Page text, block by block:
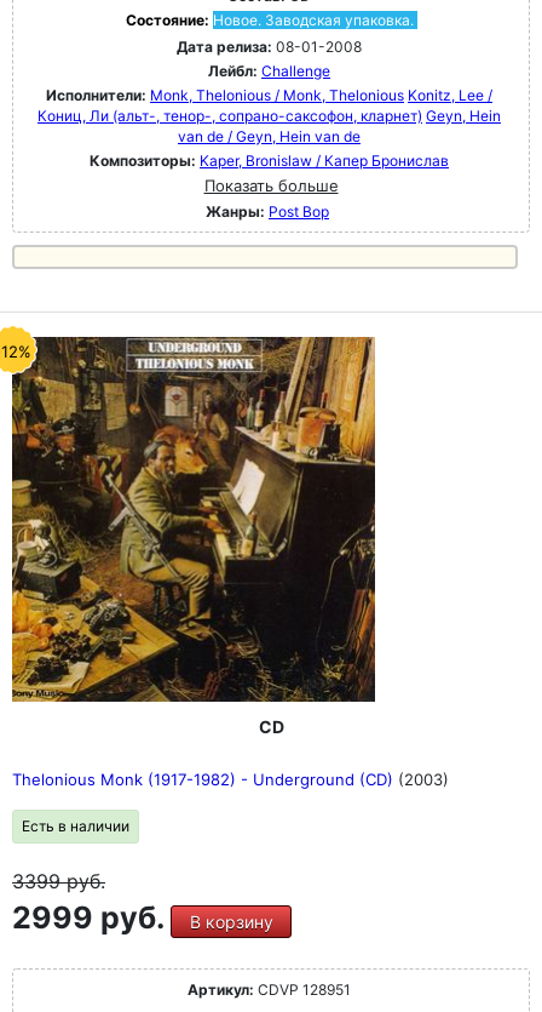
Состояние: Новое. Заводская упаковка.
Дата релиза: 08-01-2008
Лейбл: Challenge
Исполнители: Monk, Thelonious / Monk, Thelonious Konitz, Lee /
Кониц, Ли (альт-, тенор-, сопрано-саксофон, кларнет) Geyn, Hein
van de / Geyn, Hein van de
Композиторы: Kaper, Bronislaw / Капер Бронислав
Показать больше
Жанры: Post Bop
CD
Thelonious Monk (1917-1982) - Underground (CD) (2003)
Есть в наличии
3399руб.
2999 руб. В корзину
Артикул: CDVP 128951